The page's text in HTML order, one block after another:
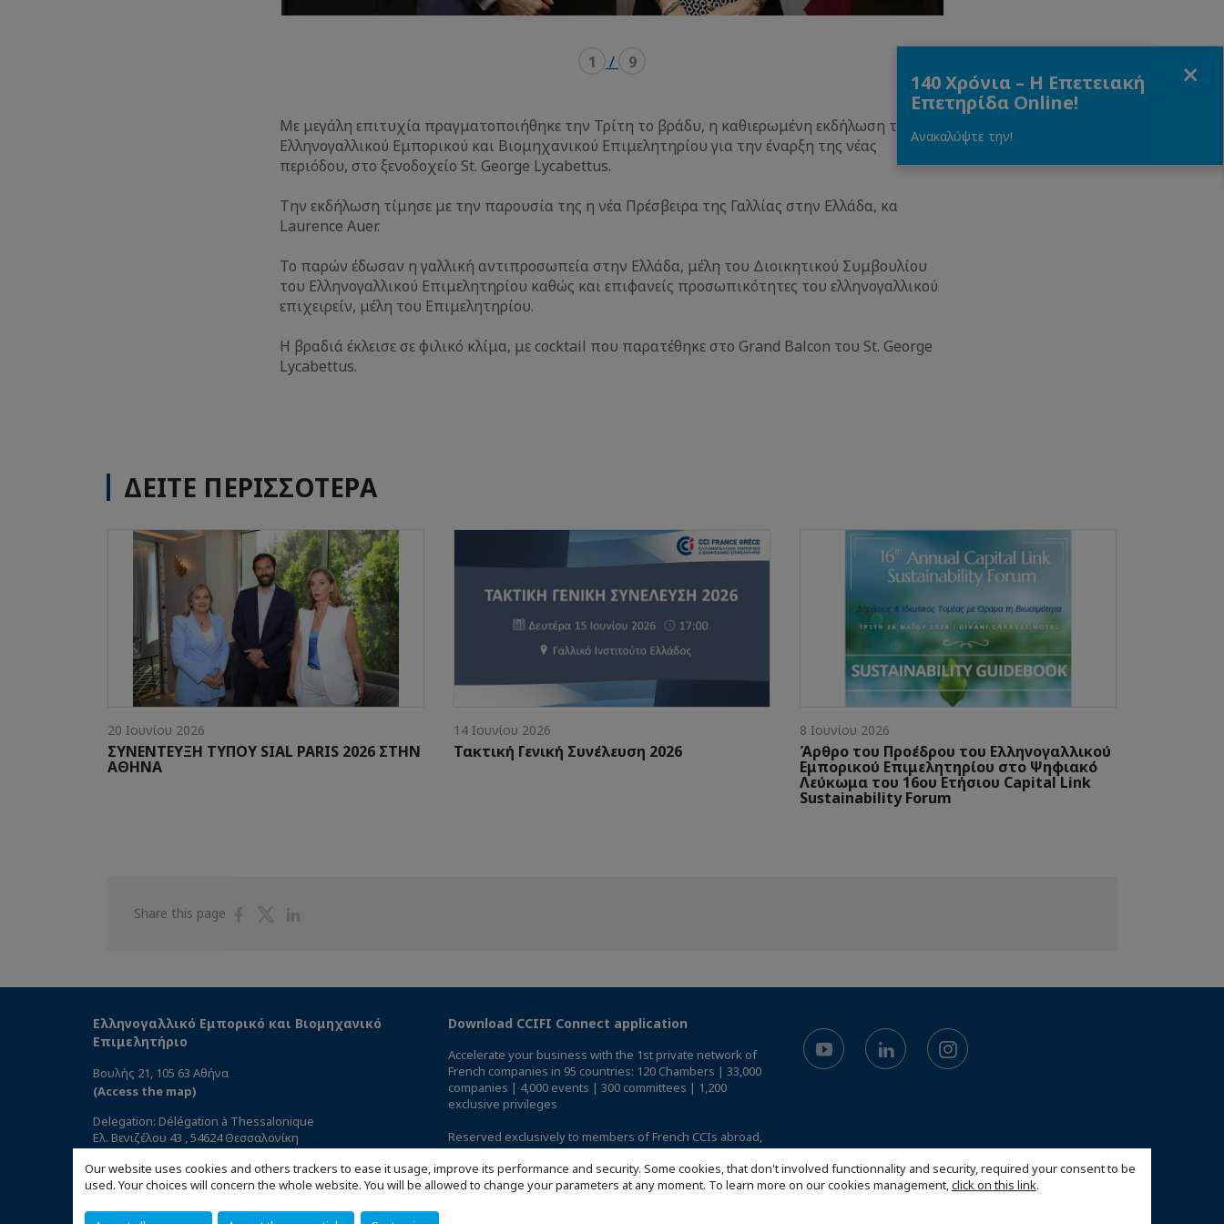
Our website uses cookies and others trackers to ease it usage, improve its performance and security. Some cookies, that don't involved functionnality and security, required your consent to be
used. Your choices will concern the whole website. You will be allowed to change your parameters at any moment. To learn more on our cookies management,click on this link.
1 / 9
Mε μεγάλη επιτυχία πραγματοποιήθηκε την Τρίτη το βράδυ, η καθιερωμένη εκδήλωση του
Ελληνογαλλικού Εμπορικού και Βιομηχανικού Επιμελητηρίου για την έναρξη της νέας
περιόδου, στο ξενοδοχείο St. George Lycabettus.
Την εκδήλωση τίμησε με την παρουσία της η νέα Πρέσβειρα της Γαλλίας στην Ελλάδα, κα
Laurence Auer.
Το παρών έδωσαν η γαλλική αντιπροσωπεία στην Ελλάδα, μέλη του Διοικητικού Συμβουλίου
του Ελληνογαλλικού Επιμελητηρίου καθώς και επιφανείς προσωπικότητες του ελληνογαλλικού
επιχειρείν, μέλη του Επιμελητηρίου.
Η βραδιά έκλεισε σε φιλικό κλίμα, με cocktail που παρατέθηκε στο Grand Balcon του St. George
Lycabettus.
ΔΕΙΤΕ ΠΕΡΙΣΣΟΤΕΡΑ
20 Ιουνίου 2026
ΣΥΝΕΝΤΕΥΞΗ ΤΥΠΟΥ SIAL PARIS 2026 ΣΤΗΝ
ΑΘΗΝΑ
14 Ιουνίου 2026
Τακτική Γενική Συνέλευση 2026
8 Ιουνίου 2026
Άρθρο του Προέδρου του Ελληνογαλλικού
Εμπορικού Επιμελητηρίου στο Ψηφιακό
Λεύκωμα του 16ου Ετήσιου Capital Link
Sustainability Forum
Share this page
ShareShare
Ελληνογαλλικό Εμπορικό και Βιομηχανικό
Επιμελητήριο
Βουλής 21, 105 63 Αθήνα
(Access the map)
Delegation: Délégation à Thessalonique
Ελ. Βενιζέλου 43 , 54624 Θεσσαλονίκη
Download CCIFI Connect application
Accelerate your business with the 1st private network of
French companies in 95 countries: 120 Chambers | 33,000
companies | 4,000 events | 300 committees | 1,200
exclusive privileges
Reserved exclusively to members of French CCIs abroad,
discover the CCIFI Connect app.
140 Χρόνια – Η Επετειακή
Επετηρίδα Online!
Ανακαλύψτε την!